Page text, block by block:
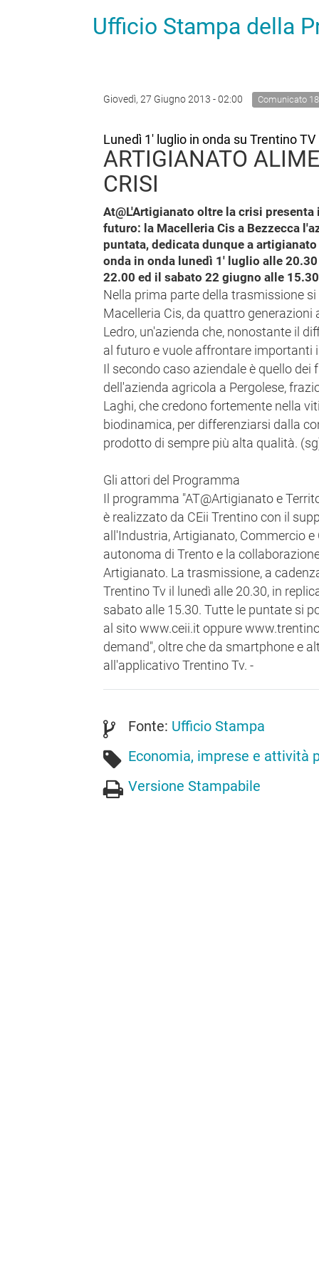
Ufficio Stampa della
Giovedì, 27 Giugno 2013 - 02:00 Comunicato
Lunedì 1' luglio in onda su Trentino
ARTIGIANATO
CRISI
At@L'Artigianato oltre la crisi
futuro: la Macelleria Cis a Bezzecca
puntata, dedicata dunque a
onda in onda lunedì 1' luglio alle
22.00 ed il sabato 22 giugno alle
Nella prima parte della trasmissione
Macelleria Cis, da quattro generazioni
Ledro, un'azienda che, nonostante il
al futuro e vuole affrontare importanti
Il secondo caso aziendale è quello dei
dell'azienda agricola a Pergolese,
Laghi, che credono fortemente nella
biodinamica, per differenziarsi dalla
prodotto di sempre più alta qualità.
Gli attori del Programma
Il programma "AT@Artigianato e
è realizzato da CEii Trentino con il
all'Industria, Artigianato, Commercio
autonoma di Trento e la
Artigianato. La trasmissione, a
Trentino Tv il lunedì alle 20.30, in
sabato alle 15.30. Tutte le puntate si
al sito www.ceii.it oppure
demand", oltre che da smartphone e
all'applicativo Trentino Tv. -
Fonte: Ufficio Stampa
Economia, imprese e attività
Versione Stampabile